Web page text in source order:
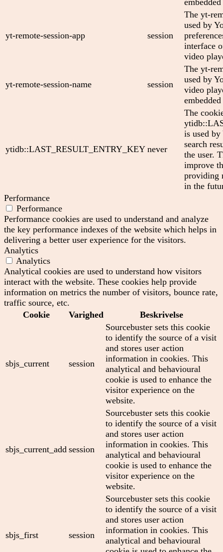
yt-remote-session-app session
The yt-
used by
interface
video
yt-remote-session-name session
The yt-
used by
video
ytidb::LAST_RESULT_ENTRY_KEY never
The
is used by
search
the user.
improve
providing
in the
Performance
Performance
Performance cookies are used to understand and analyze
the key performance indexes of the website which helps in
delivering a better user experience for the visitors.
Analytics
Analytics
Analytical cookies are used to understand how visitors
interact with the website. These cookies help provide
information on metrics the number of visitors, bounce rate,
traffic source, etc.
Cookie
Varighed Beskrivelse
sbjs_current session
Sourcebuster sets this cookie
to identify the source of a visit
and stores user action
information in cookies. This
analytical and behavioural
cookie is used to enhance the
visitor experience on the
website.
sbjs_current_add session
Sourcebuster sets this cookie
to identify the source of a visit
and stores user action
information in cookies. This
analytical and behavioural
cookie is used to enhance the
visitor experience on the
website.
sbjs_first session
Sourcebuster sets this cookie
to identify the source of a visit
and stores user action
information in cookies. This
analytical and behavioural